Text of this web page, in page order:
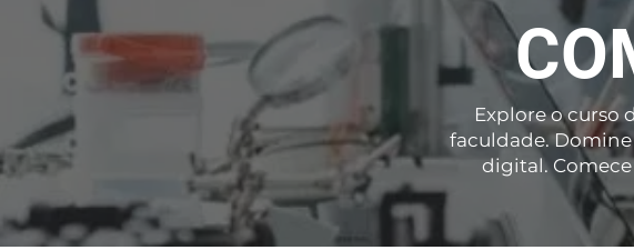
Explore o curso
faculdade.
digital.